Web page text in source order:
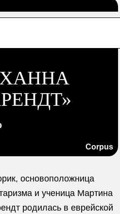
Corpus
основоположница
и ученица Мартина
родилась в еврейской